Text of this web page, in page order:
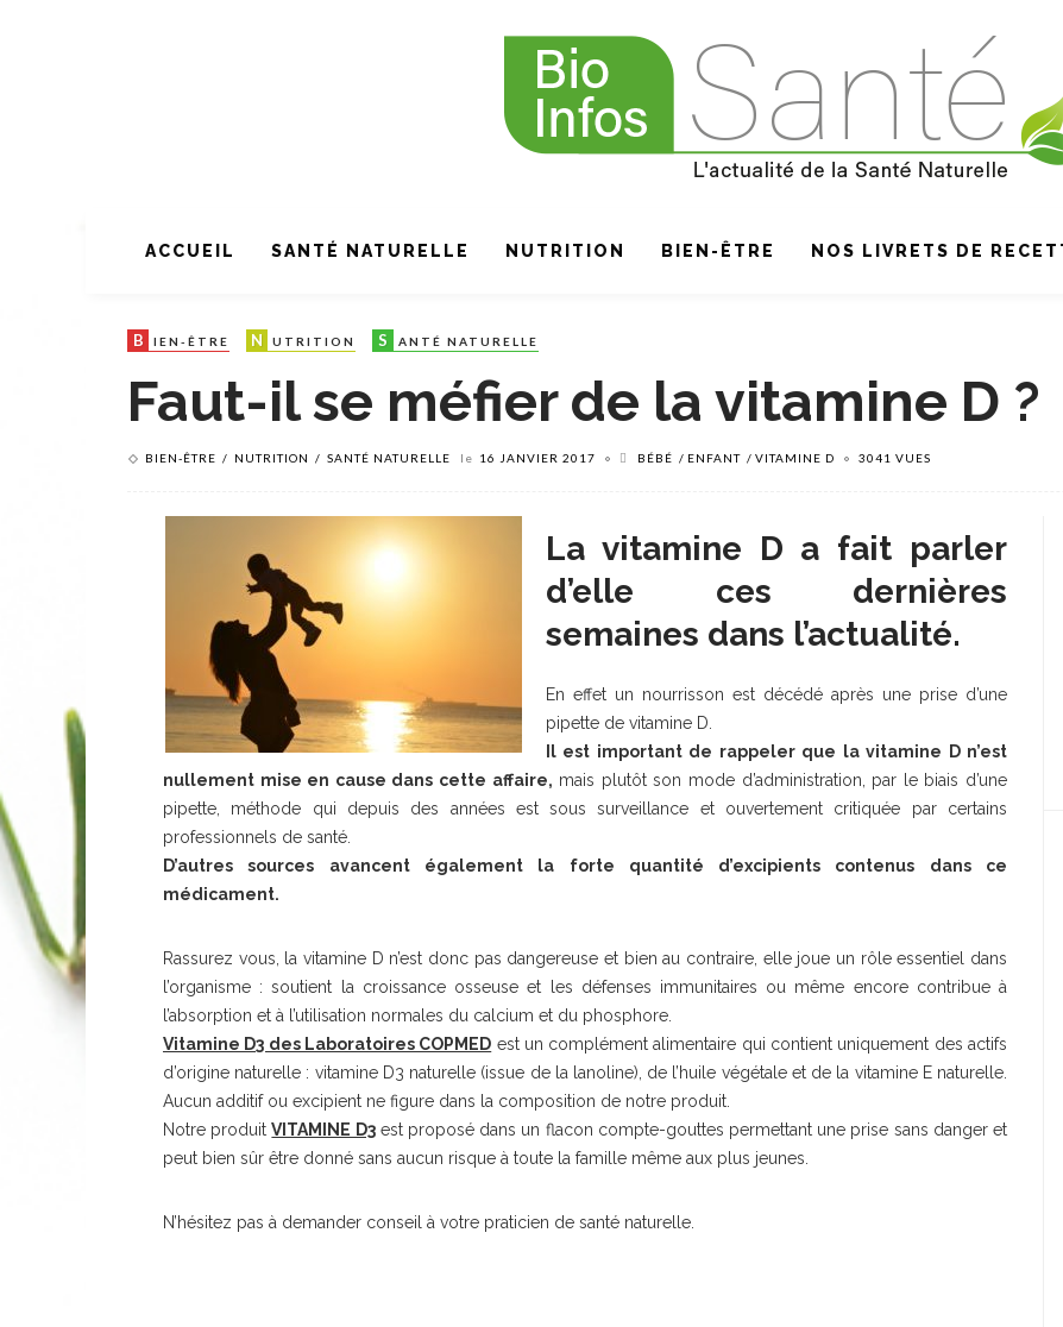
ACCUEIL SANTÉ NATURELLE NUTRITION BIEN-ÊTRE NOS LIVRETS DE
B IEN-ÊTRE N UTRITION S ANTÉ NATURELLE
Faut-il se méfier de la vitamine D ?
BIEN-ÊTRE NUTRITION SANTÉ NATURELLE le 16 JANVIER 2017 BÉBÉ ENFANT VITAMINE D 3041 VUES
La vitamine D a fait parler
d’elle ces dernières
semaines dans l’actualité.
En effet un nourrisson est décédé après une prise d’une
pipette de vitamine D.
Il est important de rappeler que la vitamine D n’est
nullement mise en cause dans cette affaire, mais plutôt son mode d’administration, par le biais d’une
pipette, méthode qui depuis des années est sous surveillance et ouvertement critiquée par certains
professionnels de santé.
D’autres sources avancent également la forte quantité d’excipients contenus dans ce
médicament.
Rassurez vous, la vitamine D n’est donc pas dangereuse et bien au contraire, elle joue un rôle essentiel dans
l’organisme : soutient la croissance osseuse et les défenses immunitaires ou même encore contribue à
l’absorption et à l’utilisation normales du calcium et du phosphore.
Vitamine D3 des Laboratoires COPMED est un complément alimentaire qui contient uniquement des actifs
d’origine naturelle : vitamine D3 naturelle (issue de la lanoline), de l’huile végétale et de la vitamine E naturelle.
Aucun additif ou excipient ne figure dans la composition de notre produit.
Notre produitVITAMINE D3est proposé dans un flacon compte-gouttes permettant une prise sans danger et
peut bien sûr être donné sans aucun risque à toute la famille même aux plus jeunes.
N’hésitez pas à demander conseil à votre praticien de santé naturelle.